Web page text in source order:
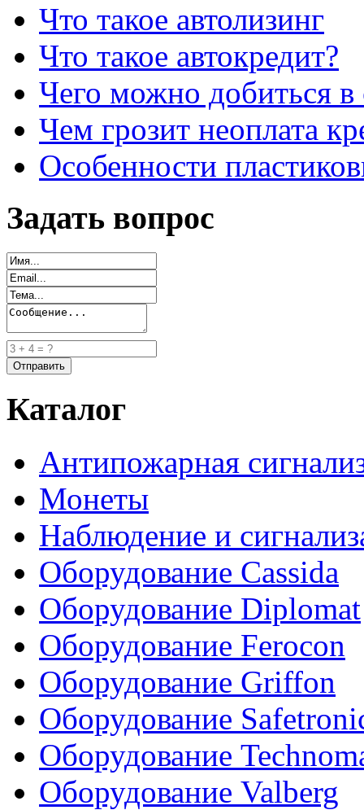
Что такое автолизинг
Что такое автокредит?
Чего можно добиться в
Чем грозит неоплата
Особенности
Задать вопрос
Каталог
Антипожарная
Монеты
Наблюдение и
Оборудование Cassida
Оборудование Diplomat
Оборудование Ferocon
Оборудование Griffon
Оборудование
Оборудование
Оборудование Valberg